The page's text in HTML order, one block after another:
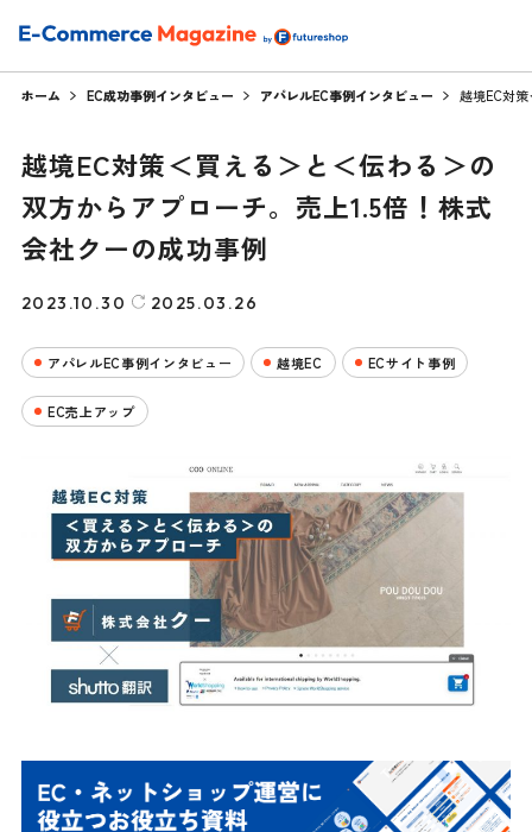
ホーム EC成功事例インタビュー アパレルEC事例インタビュー 越境EC対
越境EC対策＜買える＞と＜伝わる＞の
双方からアプローチ。売上1.5倍！株式
会社クーの成功事例
2023.10.30 2025.03.26
アパレルEC事例インタビュー 越境EC ECサイト事例
EC売上アップ